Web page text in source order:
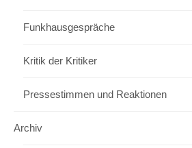
Funkhausgespräche
Kritik der Kritiker
Pressestimmen und Reaktionen
Archiv